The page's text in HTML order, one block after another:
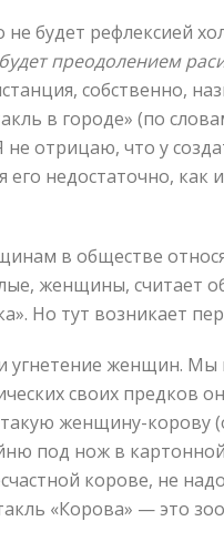
будет рефлексией
преодолением
собственно,
в городе» (по
отрицаю, что у
недостаточно, как
в обществе
женщины, считает
Но тут возникает
угнетение женщин. Мы
своих предков
женщину-корову
под нож в
корове, не
«Корова» — это